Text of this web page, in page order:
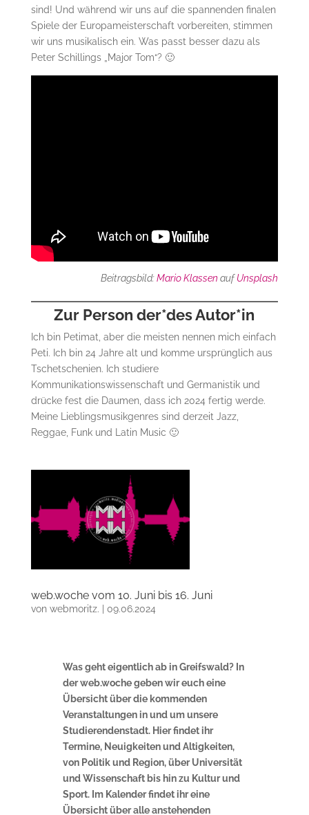
sind! Und während wir uns auf die spannenden finalen
Spiele der Europameisterschaft vorbereiten, stimmen
wir uns musikalisch ein. Was passt besser dazu als
Peter Schillings „Major Tom“? 🙂
Beitragsbild:Mario Klassen aufUnsplash
Zur Person der*des Autor*in
Ich bin Petimat, aber die meisten nennen mich einfach
Peti. Ich bin 24 Jahre alt und komme ursprünglich aus
Tschetschenien. Ich studiere
Kommunikationswissenschaft und Germanistik und
drücke fest die Daumen, dass ich 2024 fertig werde.
Meine Lieblingsmusikgenres sind derzeit Jazz,
Reggae, Funk und Latin Music 🙂
web.woche vom 10. Juni bis 16. Juni
von webmoritz. 09.06.2024
Was geht eigentlich ab in Greifswald? In
der web.woche geben wir euch eine
Übersicht über die kommenden
Veranstaltungen in und um unsere
Studierendenstadt. Hier findet ihr
Termine, Neuigkeiten und Altigkeiten,
von Politik und Region, über Universität
und Wissenschaft bis hin zu Kultur und
Sport. Im Kalender findet ihr eine
Übersicht über alle anstehenden